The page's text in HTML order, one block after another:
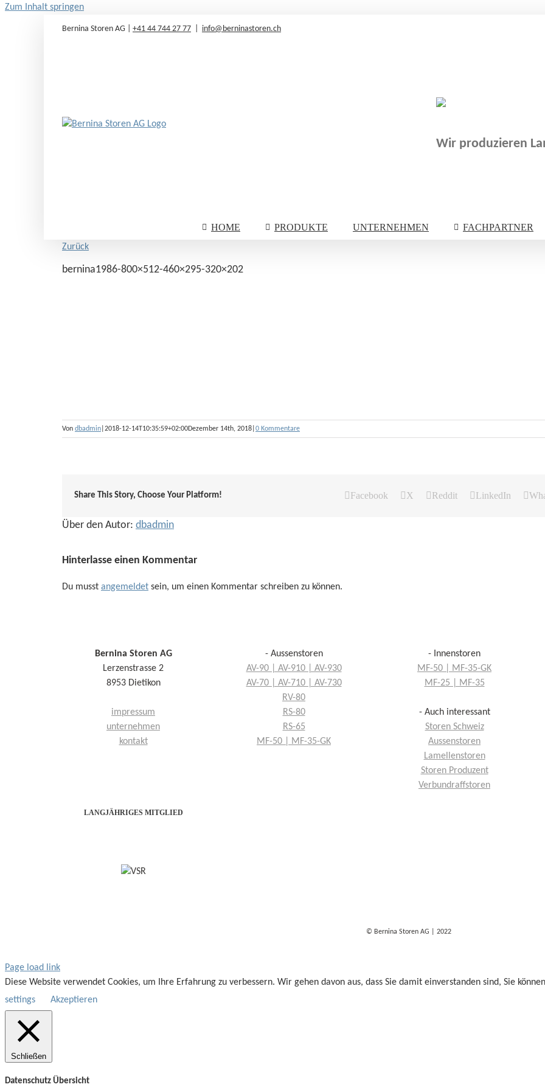
Zum Inhalt springen
Bernina Storen AG | +41 44 744 27 77 info@berninastoren.ch
Wir produzieren
HOME PRODUKTE UNTERNEHMEN FACHPARTNER
Zurück
bernina1986-800×512-460×295-320×202
Von dbadmin 2018-12-14T10:35:59+02:00Dezember 14th, 2018 0 Kommentare
Share This Story, Choose Your Platform! Facebook X Reddit LinkedIn
Über den Autor: dbadmin
Hinterlasse einen Kommentar
Du musst angemeldet sein, um einen Kommentar schreiben zu können.
Bernina Storen AG
Lerzenstrasse 2
8953 Dietikon
impressum
unternehmen
kontakt
- Aussenstoren
AV-90 | AV-910 | AV-930
AV-70 | AV-710 | AV-730
RV-80
RS-80
RS-65
MF-50 | MF-35-GK
- Innenstoren
MF-50 | MF-35-GK
MF-25 | MF-35
- Auch interessant
Storen Schweiz
Aussenstoren
Lamellenstoren
Storen Produzent
Verbundraffstoren
LANGJÄHRIGES MITGLIED
© Bernina Storen AG | 2022
Page load link
Diese Website verwendet Cookies, um Ihre Erfahrung zu verbessern. Wir gehen davon aus, dass Sie damit einverstanden sind, Sie
settings
Akzeptieren
Schließen
Datenschutz Übersicht